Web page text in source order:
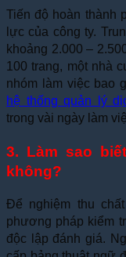
Tiến độ hoàn thành
lực của công ty.
khoảng 2.000 –
100 trang, một nhà
nhóm làm việc bao
hệ thống quản lý
trong vài ngày làm
3. Làm sao
không?
Để nghiệm thu
phương pháp kiểm
độc lập đánh giá.